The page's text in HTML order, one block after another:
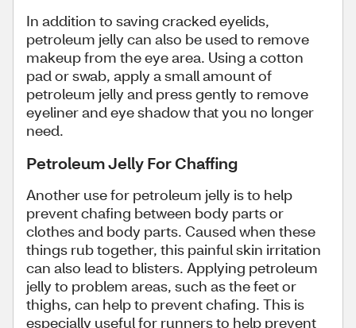
In addition to saving cracked eyelids,
petroleum jelly can also be used to remove
makeup from the eye area. Using a cotton
pad or swab, apply a small amount of
petroleum jelly and press gently to remove
eyeliner and eye shadow that you no longer
need.
Petroleum Jelly For Chaffing
Another use for petroleum jelly is to help
prevent chafing between body parts or
clothes and body parts. Caused when these
things rub together, this painful skin irritation
can also lead to blisters. Applying petroleum
jelly to problem areas, such as the feet or
thighs, can help to prevent chafing. This is
especially useful for runners to help prevent